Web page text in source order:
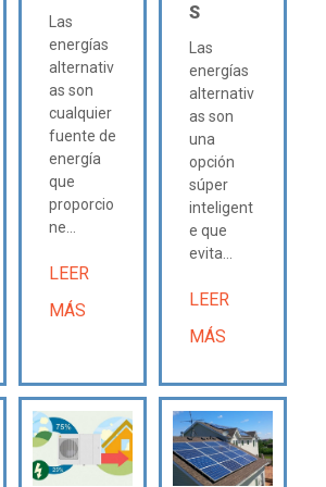
Las
energías
alternativ
as son
cualquier
fuente de
energía
que
proporcio
ne...
LEER
MÁS
S
Las
energías
alternativ
as son
una
opción
súper
inteligent
e que
evita...
LEER
MÁS